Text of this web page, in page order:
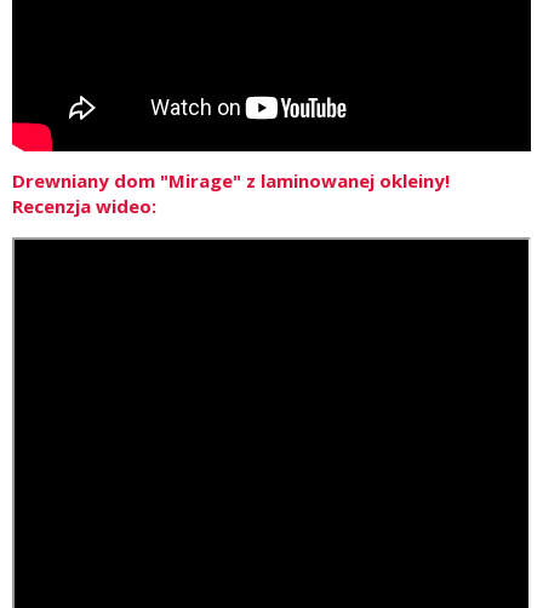
Drewniany dom "Mirage" z laminowanej okleiny!
Recenzja wideo: